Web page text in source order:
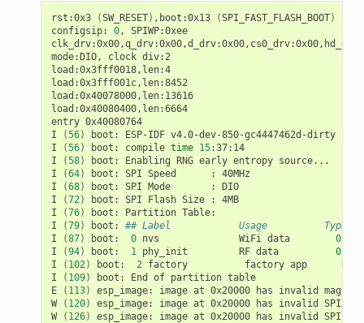
rst:0x3 (SW_RESET) ,boot:0x13 (SPI_FAST_FLASH_BOOT)
configsip:
0,
SPIWP:0xee
mode:DIO,
clock div:2
load:0x3fff0018,len:4
load:0x3fff001c,len:8452
load:0x40078000,len:13616
load:0x40080400,len:6664
entry 0x40080764
I
(56) boot: ESP-IDF v4.0-dev-850-gc4447462d-dirty
I
(56) boot: compile time 15:37:14
I
(58) boot: Enabling RNG early entropy source...
I
(64) boot: SPI Speed :
40MHz
I
(68) boot: SPI Mode :
DIO
I
(72) boot: SPI Flash Size :
4MB
I
(76) boot: Partition Table:
I
(79) boot:
## Label            Usage          Type ST
I
(87) boot: 0 nvs WiFi data 01
I
(94) boot: 1 phy_init RF data 01
I
( 102) boot: 2 factory factory app 00
I
( 109) boot: End of partition table
E
( 113) esp_image: image at 0x20000 has invalid magic
W
( 120) esp_image: image at 0x20000 has invalid SPI
W
( 126) esp_image: image at 0x20000 has invalid SPI